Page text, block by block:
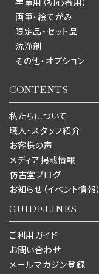
画筆・絵てがみ
限定品・セット品
洗浄剤
その他・オプション
CONTENTS
私たちについて
職人・スタッフ紹介
お客様の声
メディア掲載情報
仿古堂ブログ
お知らせ（イベント情報）
GUIDELINES
ご利用ガイド
お問い合わせ
メールマガジン登録